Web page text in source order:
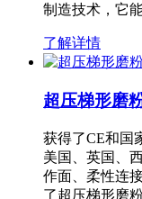
制造技术，它
了解详情
超压梯形磨
获得了CE和国
美国、英国、
作面、柔性连
了超压梯形磨